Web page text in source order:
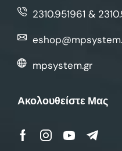
2310.951961 &
mpsystem.gr
Ακολουθείστε Μας